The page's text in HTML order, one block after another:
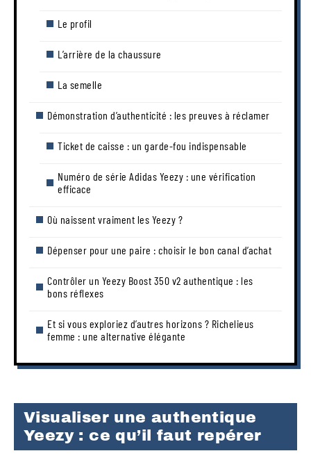
Le profil
L’arrière de la chaussure
La semelle
Démonstration d’authenticité : les preuves à réclamer
Ticket de caisse : un garde-fou indispensable
Numéro de série Adidas Yeezy : une vérification
efficace
Où naissent vraiment les Yeezy ?
Dépenser pour une paire : choisir le bon canal d’achat
Contrôler un Yeezy Boost 350 v2 authentique : les
bons réflexes
Et si vous exploriez d’autres horizons ? Richelieus
femme : une alternative élégante
Visualiser une authentique
Yeezy : ce qu’il faut repérer